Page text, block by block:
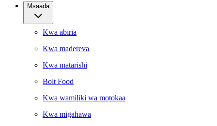
Msaada
Kwa abiria
Kwa madereva
Kwa matarishi
Bolt Food
Kwa wamiliki wa motokaa
Kwa migahawa